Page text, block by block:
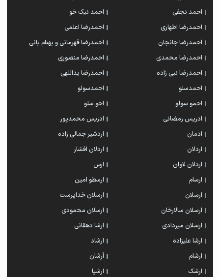
احمد نجفی
احمد نیک خو
احمدرضا اطهاری
احمدرضا اعلمی
احمدرضا جانجان
احمدرضا قهرمانی و بهنام بانی
احمدرضا محمدی
احمدرضا منصوری
احمدرضا نبی زاده
احمدرضا یداللهی
احمدسلو
احمدسولو
احمو سولو
احو سلو
ادریس رمضانی
ادریس محمدپور
ادمان
اردشیر جمالی زاده
اردلان
اردلان افشار
اردلان لاوان
ارس
ارسام
ارسطو امین
ارسلان
ارسلان خداپرست
ارسلان سالارخان
ارسلان محمودی
ارسلان میردادی
ارشا دهقانی
ارشا علیزاده
ارشاد
ارشام
اَرشان
ارشک
ارشیا